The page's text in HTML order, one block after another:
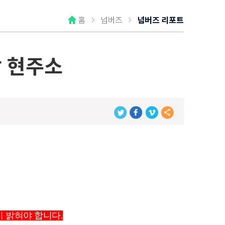
홈 넘버즈 넘버즈 리포트
주소
밝혀야 합니다.